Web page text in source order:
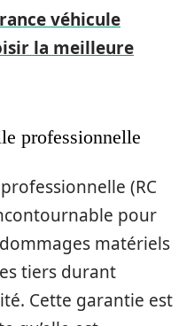
véhicule
la meilleure
professionnelle
(RC
pour
matériels
tiers durant
Cette garantie est